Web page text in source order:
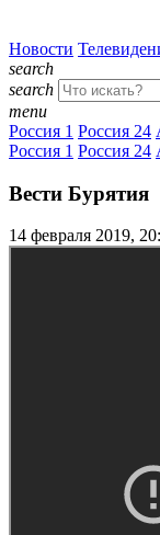
Новости
search
search
menu
Россия 1 Россия 24
Россия 1 Россия 24
Вести Бурятия
14 февраля 2019,